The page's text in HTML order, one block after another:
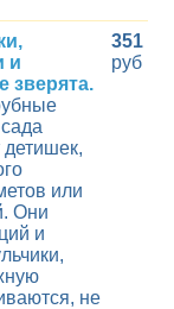
и
зверята.
детишек,
или
Они
и
не
351
руб